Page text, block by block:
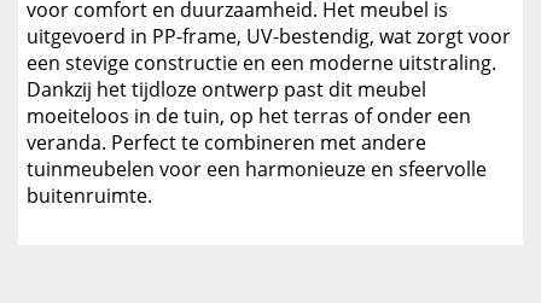
voor comfort en duurzaamheid. Het meubel is
uitgevoerd in PP-frame, UV-bestendig, wat zorgt voor
een stevige constructie en een moderne uitstraling.
Dankzij het tijdloze ontwerp past dit meubel
moeiteloos in de tuin, op het terras of onder een
veranda. Perfect te combineren met andere
tuinmeubelen voor een harmonieuze en sfeervolle
buitenruimte.